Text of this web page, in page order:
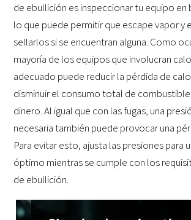
de ebullición es inspeccionar tu equipo en
lo que puede permitir que escape vapor y
sellarlos si se encuentran alguna. Como
mayoría de los equipos que involucran
adecuado puede reducir la pérdida de
disminuir el consumo total de
dinero. Al igual que con las fugas, una
necesaria también puede provocar una
Para evitar esto, ajusta las presiones para
óptimo mientras se cumple con los
de ebullición.